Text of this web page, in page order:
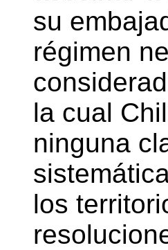
su
régimen
la cual
ninguna
los